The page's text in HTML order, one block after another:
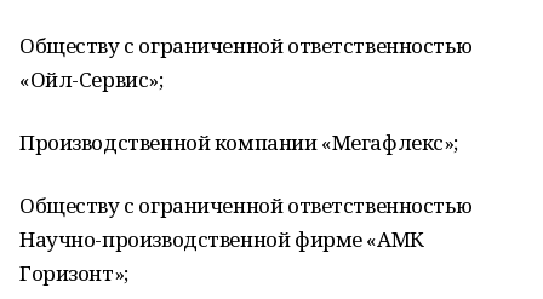
Обществу с ограниченной ответственностью
«Ойл-Сервис»;
Производственной компании «Мегафлекс»;
Обществу с ограниченной ответственностью
Научно-производственной фирме «АМК
Горизонт»;